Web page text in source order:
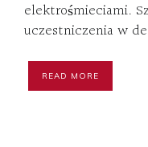
elektrośmieciami.
uczestniczenia w
READ MORE